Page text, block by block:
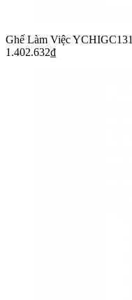
Ghế Làm Việc YCHIGC131
1.402.632₫